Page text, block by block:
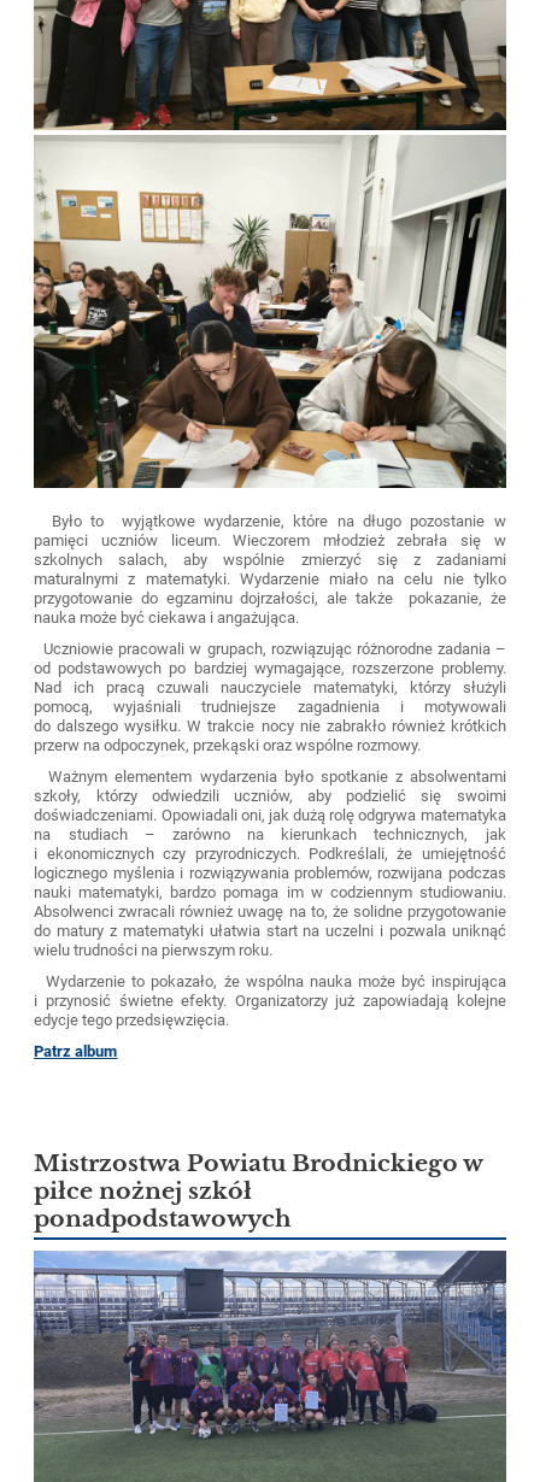
Było to wyjątkowe wydarzenie, które na długo pozostanie w
pamięci uczniów liceum. Wieczorem młodzież zebrała się w
szkolnych salach, aby wspólnie zmierzyć się z zadaniami
maturalnymi z matematyki. Wydarzenie miało na celu nie tylko
przygotowanie do egzaminu dojrzałości, ale także pokazanie, że
nauka może być ciekawa i angażująca.
Uczniowie pracowali w grupach, rozwiązując różnorodne zadania –
od podstawowych po bardziej wymagające, rozszerzone problemy.
Nad ich pracą czuwali nauczyciele matematyki, którzy służyli
pomocą, wyjaśniali trudniejsze zagadnienia i motywowali
do dalszego wysiłku. W trakcie nocy nie zabrakło również krótkich
przerw na odpoczynek, przekąski oraz wspólne rozmowy.
Ważnym elementem wydarzenia było spotkanie z absolwentami
szkoły, którzy odwiedzili uczniów, aby podzielić się swoimi
doświadczeniami. Opowiadali oni, jak dużą rolę odgrywa matematyka
na studiach – zarówno na kierunkach technicznych, jak
i ekonomicznych czy przyrodniczych. Podkreślali, że umiejętność
logicznego myślenia i rozwiązywania problemów, rozwijana podczas
nauki matematyki, bardzo pomaga im w codziennym studiowaniu.
Absolwenci zwracali również uwagę na to, że solidne przygotowanie
do matury z matematyki ułatwia start na uczelni i pozwala uniknąć
wielu trudności na pierwszym roku.
Wydarzenie to pokazało, że wspólna nauka może być inspirująca
i przynosić świetne efekty. Organizatorzy już zapowiadają kolejne
edycje tego przedsięwzięcia.
Patrz album
Mistrzostwa Powiatu Brodnickiego w
piłce nożnej szkół
ponadpodstawowych